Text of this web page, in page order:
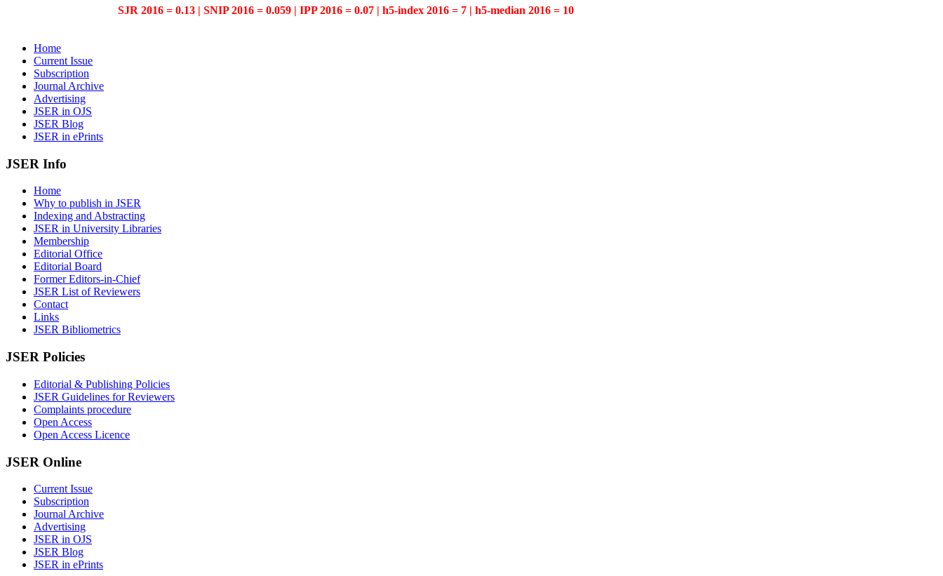
SJR 2016 = 0.13 | SNIP 2016 = 0.059 | IPP 2016 = 0.07 | h5-index 2016 = 7 | h5-median 2016 = 10
Home
Current Issue
Subscription
Journal Archive
Advertising
JSER in OJS
JSER Blog
JSER in ePrints
JSER Info
Home
Why to publish in JSER
Indexing and Abstracting
JSER in University Libraries
Membership
Editorial Office
Editorial Board
Former Editors-in-Chief
JSER List of Reviewers
Contact
Links
JSER Bibliometrics
JSER Policies
Editorial & Publishing Policies
JSER Guidelines for Reviewers
Complaints procedure
Open Access
Open Access Licence
JSER Online
Current Issue
Subscription
Journal Archive
Advertising
JSER in OJS
JSER Blog
JSER in ePrints